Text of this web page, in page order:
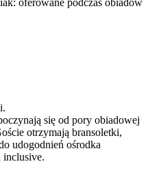
oferowane podczas obiadów
się od pory obiadowej
otrzymają bransoletki,
udogodnień ośrodka